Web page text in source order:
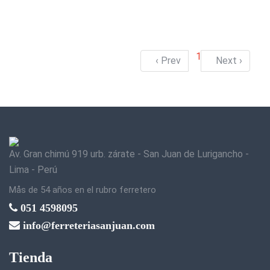
‹ Prev 1 Next ›
Av. Gran chimú 919 urb. zárate - San Juan de Lurigancho -
Lima - Perú
Mås de 54 años en el rubro ferretero
051 4598095
info@ferreteriasanjuan.com
Tienda